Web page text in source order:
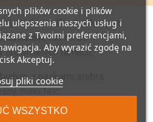
Carlson i Piechocki sp. z
listew, ramek do
ramach.
z paskami srebra.
niski felc.
pracę z dwóch stron i
plików cookie i plików
ulepszenia naszych usług i
z Twoimi preferencjami,
Aby wyrazić zgodę na
Akceptuj.
pliki cookie
WSZYSTKO